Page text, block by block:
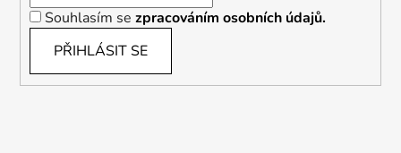
Souhlasím se zpracováním osobních údajů.
PŘIHLÁSIT SE